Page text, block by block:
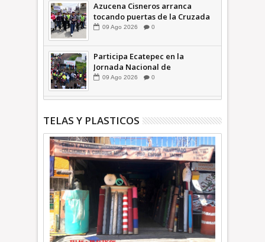
Azucena Cisneros arranca
tocando puertas de la Cruzada
Violeta en la Colosio +Video |
09 Ago 2026 0
Participa Ecatepec en la
Jornada Nacional de
Reforestación; plantan 3 mil
09 Ago 2026 0
TELAS Y PLASTICOS